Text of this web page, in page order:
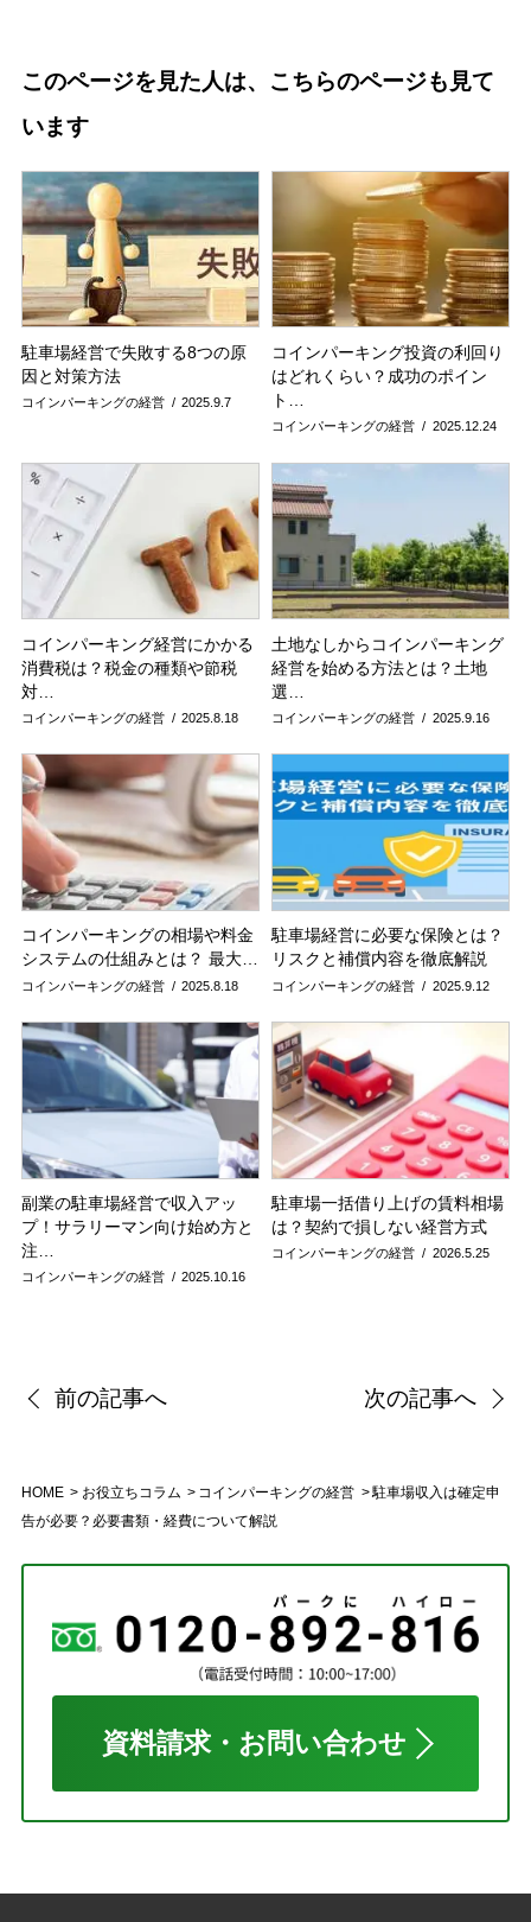
このページを見た人は、こちらのページも見て
います
駐車場経営で失敗する8つの原
因と対策方法
2025.9.7
コインパーキングの経営
コインパーキング投資の利回り
はどれくらい？成功のポイン
ト…
2025.12.24
コインパーキングの経営
コインパーキング経営にかかる
消費税は？税金の種類や節税
対…
2025.8.18
コインパーキングの経営
土地なしからコインパーキング
経営を始める方法とは？土地
選…
2025.9.16
コインパーキングの経営
コインパーキングの相場や料金
システムの仕組みとは？ 最大…
2025.8.18
コインパーキングの経営
駐車場経営に必要な保険とは？
リスクと補償内容を徹底解説
2025.9.12
コインパーキングの経営
副業の駐車場経営で収入アッ
プ！サラリーマン向け始め方と
注…
2025.10.16
コインパーキングの経営
駐車場一括借り上げの賃料相場
は？契約で損しない経営方式
2026.5.25
コインパーキングの経営
前の記事へ 次の記事へ
HOME お役立ちコラム コインパーキングの経営
駐車場収入は確定申
告が必要？必要書類・経費について解説
資料請求・お問い合わせ